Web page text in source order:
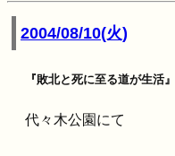
2004/08/10(火)
『敗北と死に至る道が生活
代々木公園にて